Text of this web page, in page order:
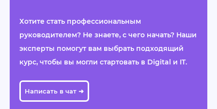
Хотите стать профессиональным
руководителем? Не знаете, с чего начать? Наши
эксперты помогут вам выбрать подходящий
курс, чтобы вы могли стартовать в Digital и IT.
Написать в чат ➜